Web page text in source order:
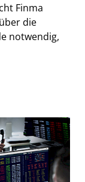
Finma
die
notwendig,